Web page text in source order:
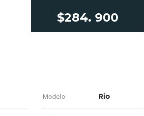
$284. 900
Modelo Rio